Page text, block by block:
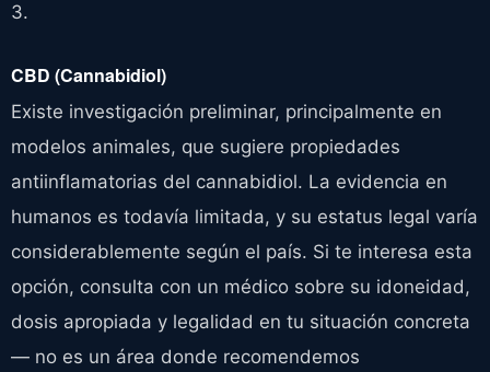
3.
CBD (Cannabidiol)
Existe investigación preliminar, principalmente en
modelos animales, que sugiere propiedades
antiinflamatorias del cannabidiol. La evidencia en
humanos es todavía limitada, y su estatus legal varía
considerablemente según el país. Si te interesa esta
opción, consulta con un médico sobre su idoneidad,
dosis apropiada y legalidad en tu situación concreta
— no es un área donde recomendemos